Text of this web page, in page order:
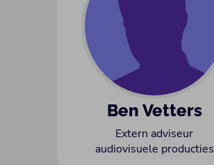
Ben Vetters
Extern adviseur
audiovisuele producties